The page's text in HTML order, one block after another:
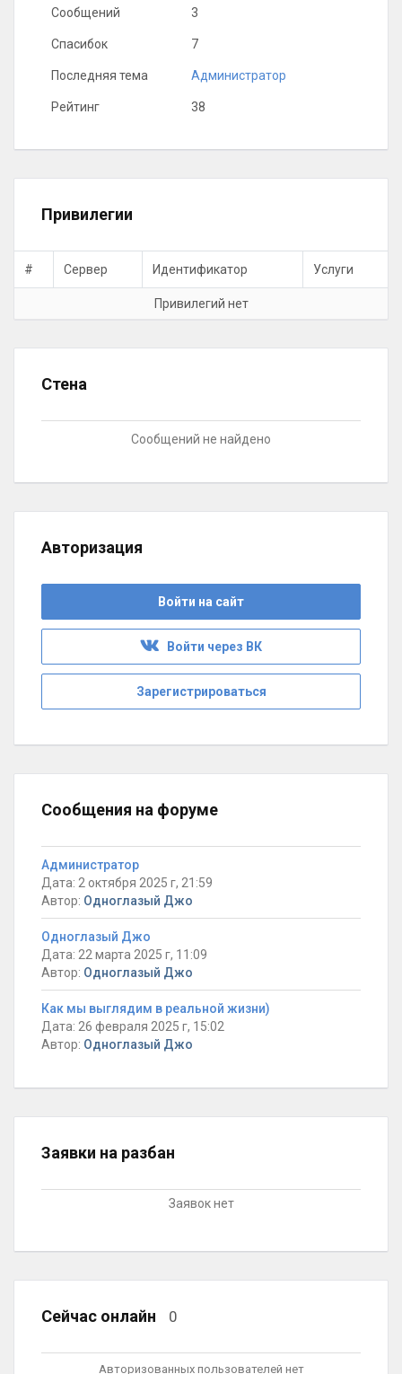
Сообщений 3
Спасибок 7
Последняя тема Администратор
Рейтинг 38
Привилегии
# Сервер Идентификатор Услуги
Привилегий нет
Стена
Сообщений не найдено
Авторизация
Войти на сайт
Войти через ВК
Зарегистрироваться
Сообщения на форуме
Администратор
Дата: 2 октября 2025 г, 21:59
Автор: Одноглазый Джо
Одноглазый Джо
Дата: 22 марта 2025 г, 11:09
Автор: Одноглазый Джо
Как мы выглядим в реальной жизни)
Дата: 26 февраля 2025 г, 15:02
Автор: Одноглазый Джо
Заявки на разбан
Заявок нет
Сейчас онлайн 0
Авторизованных пользователей нет